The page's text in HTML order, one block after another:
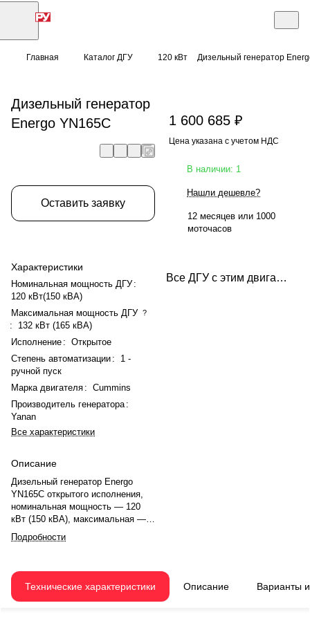
Главная Каталог ДГУ 120 кВт Дизельный генератор
Дизельный генератор
Energo YN165C
Оставить заявку
Характеристики
Номинальная мощность ДГУ :
120 кВт(150 кВА)
Максимальная мощность ДГУ ?
:
132 кВт (165 кВА)
Исполнение : Открытое
Степень автоматизации :
1 -
ручной пуск
Марка двигателя : Cummins
Производитель генератора :
Yanan
Все характеристики
Описание
Дизельный генератор Energo
YN165C открытого исполнения,
номинальная мощность — 120
кВт (150 кВА), максимальная —
132 кВт (165 кВА). Двигатель
Cummins 6BTAA5.9-G12, рядный,
оборотов. Система охлаждения
— жидкостная. Частота
Подробности
1 600 685 ₽
Цена указана с учетом НДС
В наличии: 1
Нашли дешевле?
12 месяцев или 1000
моточасов
Все ДГУ с этим двигателем
Технические характеристики Описание Варианты